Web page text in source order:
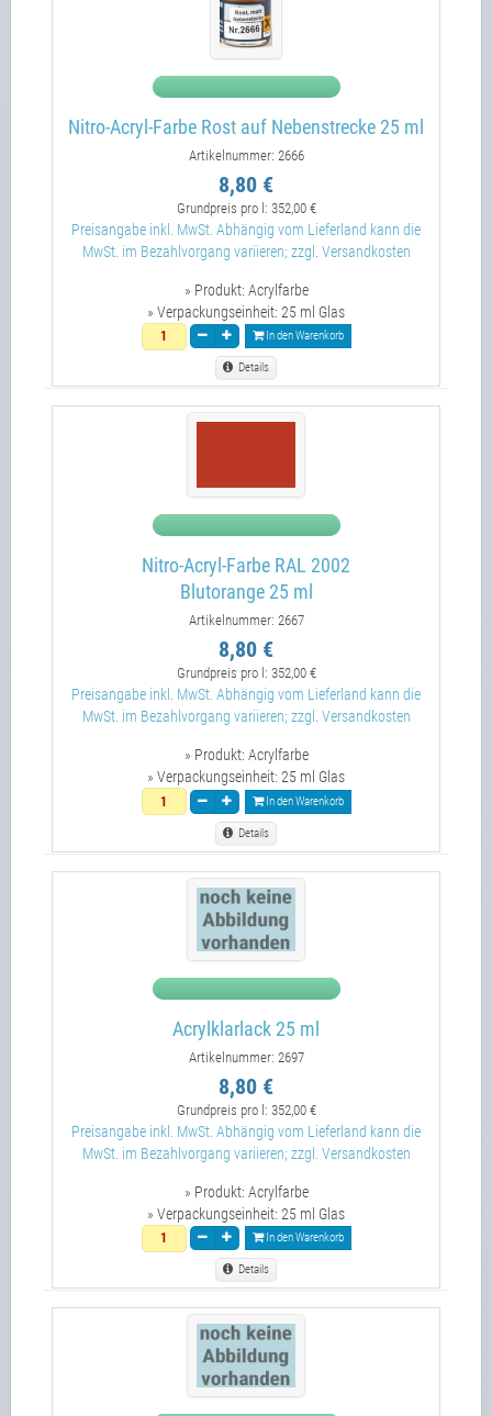
Nitro-Acryl-Farbe Rost auf Nebenstrecke 25 ml
Artikelnummer: 2666
8,80 €
Grundpreis pro l: 352,00 €
Preisangabe inkl. MwSt. Abhängig vom Lieferland kann die
MwSt. im Bezahlvorgang variieren; zzgl. Versandkosten
» Produkt: Acrylfarbe
» Verpackungseinheit: 25 ml Glas
In den Warenkorb
Details
Nitro-Acryl-Farbe RAL 2002
Blutorange 25 ml
Artikelnummer: 2667
8,80 €
Grundpreis pro l: 352,00 €
Preisangabe inkl. MwSt. Abhängig vom Lieferland kann die
MwSt. im Bezahlvorgang variieren; zzgl. Versandkosten
» Produkt: Acrylfarbe
» Verpackungseinheit: 25 ml Glas
In den Warenkorb
Details
Acrylklarlack 25 ml
Artikelnummer: 2697
8,80 €
Grundpreis pro l: 352,00 €
Preisangabe inkl. MwSt. Abhängig vom Lieferland kann die
MwSt. im Bezahlvorgang variieren; zzgl. Versandkosten
» Produkt: Acrylfarbe
» Verpackungseinheit: 25 ml Glas
In den Warenkorb
Details